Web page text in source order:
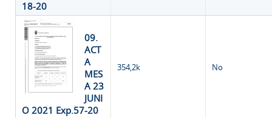
18-20
09.
ACT
A
MES
A 23
JUNI
O 2021 Exp.57-20
354,2k No